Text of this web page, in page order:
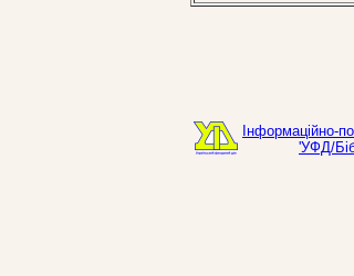
Інформаційно-
'УФД/